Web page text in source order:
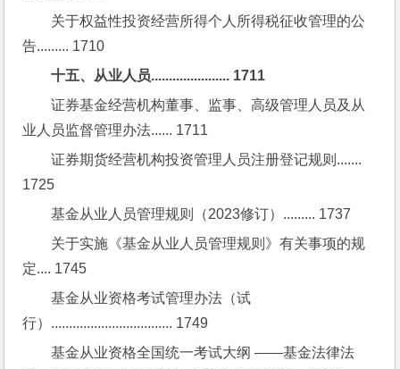
关于权益性投资经营所得个人所得税征收管理的公
告......... 1710
十五、从业人员...................... 1711
证券基金经营机构董事、监事、高级管理人员及从
业人员监督管理办法...... 1711
证券期货经营机构投资管理人员注册登记规则.......
1725
基金从业人员管理规则（2023修订）......... 1737
关于实施《基金从业人员管理规则》有关事项的规
定.... 1745
基金从业资格考试管理办法（试
行）.................................. 1749
基金从业资格全国统一考试大纲 ——基金法律法